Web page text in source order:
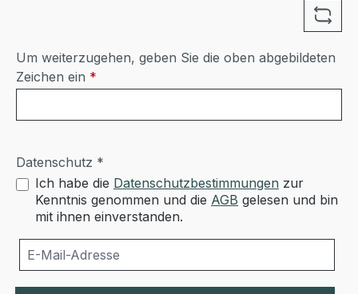
Um weiterzugehen, geben Sie die oben abgebildeten
Zeichen ein *
Datenschutz *
Ich habe die Datenschutzbestimmungen zur
Kenntnis genommen und die AGB gelesen und bin
mit ihnen einverstanden.